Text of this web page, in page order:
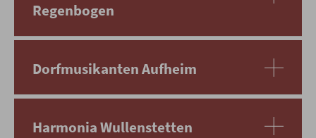
Regenbogen
Dorfmusikanten Aufheim
Harmonia Wullenstetten